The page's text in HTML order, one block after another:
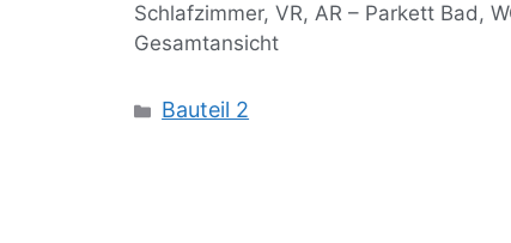
Schlafzimmer, VR, AR – Parkett Bad,
Gesamtansicht
Bauteil 2